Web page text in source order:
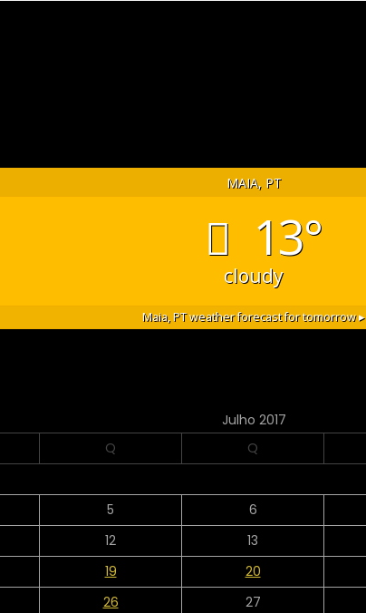
MAIA, PT
13°
cloudy
Maia, PTweather forecast for tomorrow ▸
Julho 2017
Q Q
5 6
12 13
19 20
26 27